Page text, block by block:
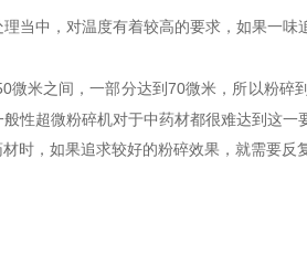
中，对温度有着较高的要求，如果一味
米之间，一部分达到70微米，所以粉碎
性超微粉碎机对于中药材都很难达到这一
，如果追求较好的粉碎效果，就需要反